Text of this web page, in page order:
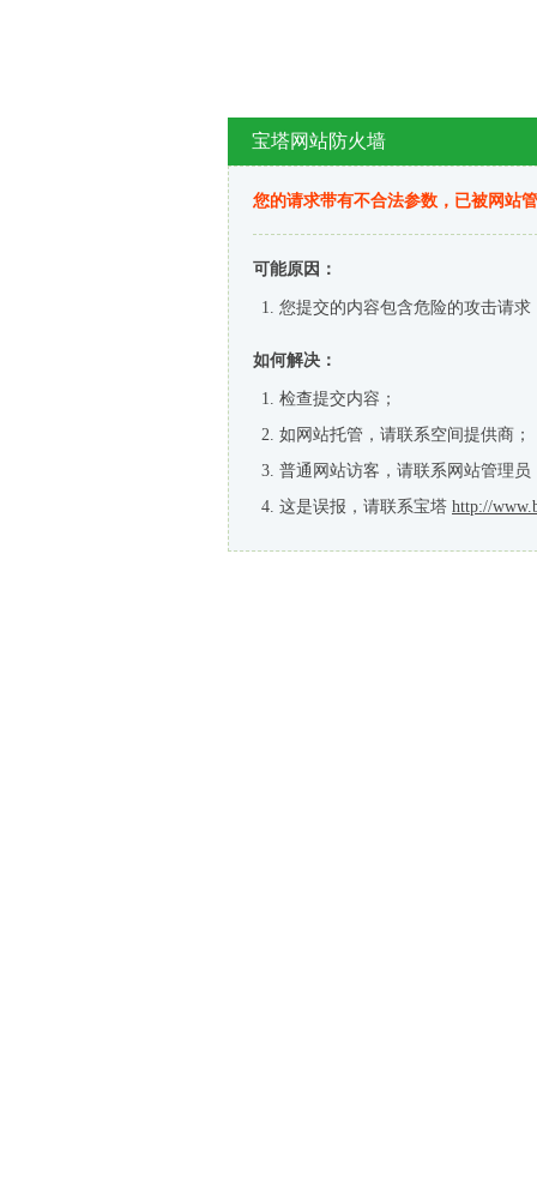
宝塔网站防火墙
您的请求带有不合法参数，已被网站
可能原因：
您提交的内容包含危险的攻击请求
如何解决：
检查提交内容；
如网站托管，请联系空间提供商；
普通网站访客，请联系网站管理员
这是误报，请联系宝塔 http://